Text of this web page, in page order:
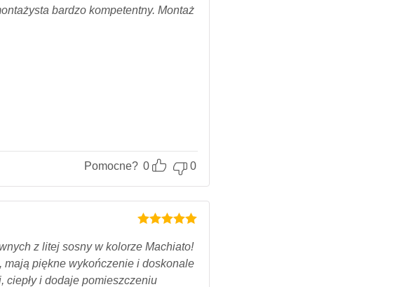
bardzo kompetentny. Montaż
Pomocne? 0 0
na 5.
z litej sosny w kolorze Machiato!
piękne wykończenie i doskonale
ciepły i dodaje pomieszczeniu